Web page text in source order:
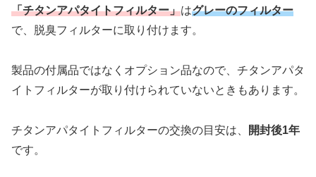
「チタンアパタイトフィルター」はグレーのフィルター
で、脱臭フィルターに取り付けます。
製品の付属品ではなくオプション品なので、チタンアパタ
イトフィルターが取り付けられていないときもあります。
チタンアパタイトフィルターの交換の目安は、
開封後1年
です。